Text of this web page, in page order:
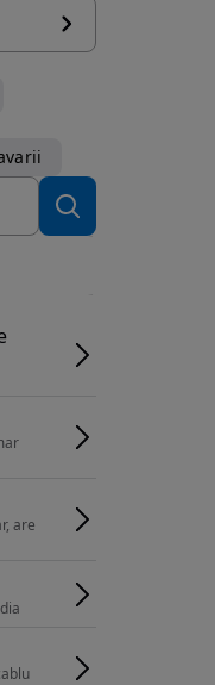
are